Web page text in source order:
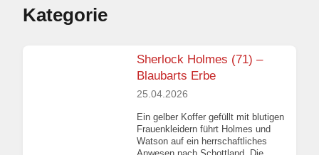
Kategorie
Sherlock Holmes (71) –
Blaubarts Erbe
25.04.2026
Ein gelber Koffer gefüllt mit blutigen
Frauenkleidern führt Holmes und
Watson auf ein herrschaftliches